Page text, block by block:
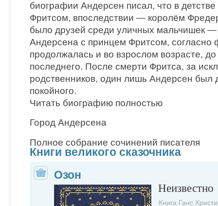
биографии Андерсен писал, что в
Фритсом, впоследствии — королём
было друзей среди уличных мальчишек
Андерсена с принцем Фритсом, согласно
продолжалась и во взрослом возрасте,
последнего. После смерти Фритса, за
родственников, один лишь Андерсен был
покойного.
Читать биографию полностью
Город Андерсена
Полное собрание сочинений писателя
Книги великого сказочника
Озон
Неизвестно
Книга Ганс